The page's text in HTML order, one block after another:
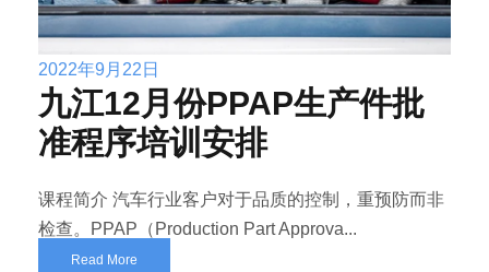
2022年9月22日
九江12月份PPAP生产件批
准程序培训安排
课程简介 汽车行业客户对于品质的控制，重预防而非
检查。PPAP（Production Part Approva...
Read More